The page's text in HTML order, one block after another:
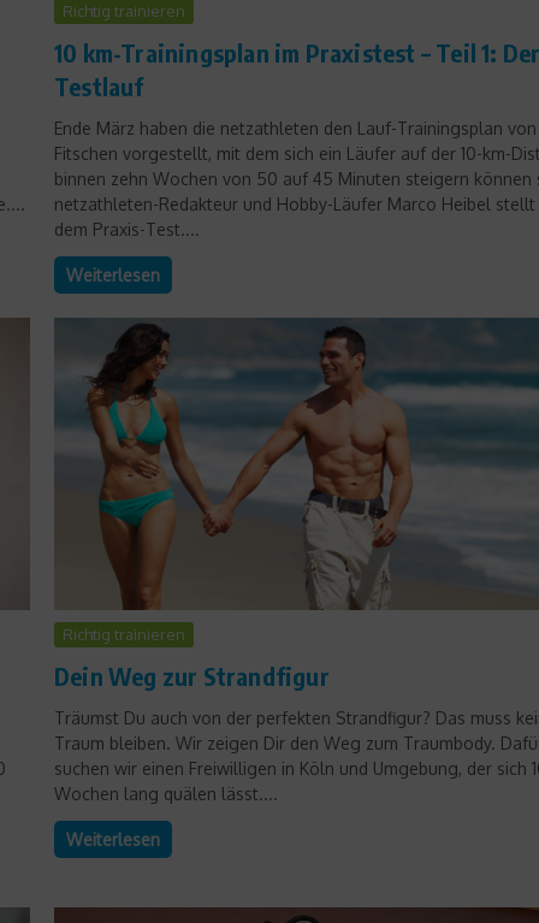
Richtig trainieren
10 km-Trainingsplan im Praxistest – Teil 1:
Testlauf
Ende März haben die netzathleten den Lauf-Trainingsplan von
Fitschen vorgestellt, mit dem sich ein Läufer auf der 10-km-
binnen zehn Wochen von 50 auf 45 Minuten steigern können
netzathleten-Redakteur und Hobby-Läufer Marco Heibel stellt
dem Praxis-Test....
Weiterlesen
Richtig trainieren
Dein Weg zur Strandfigur
Träumst Du auch von der perfekten Strandfigur? Das muss
Traum bleiben. Wir zeigen Dir den Weg zum Traumbody.
suchen wir einen Freiwilligen in Köln und Umgebung, der sich
Wochen lang quälen lässt....
Weiterlesen
Produkttest
von Osprey
1. März 2021